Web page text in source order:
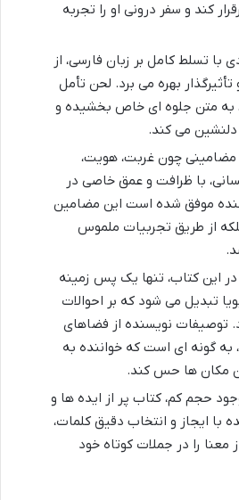
کند و سفر درونی او را تجربه
با تسلط کامل بر زبان فارسی، از
تأثیرگذار بهره می برد. لحن تأمل
به متن جلوه ای خاص بخشیده و
دلنشین می کند.
مضامینی چون غربت، هویت،
با ظرافت و عمق خاصی در
موفق شده است این مضامین
از طریق تجربیات ملموس
این کتاب، تنها یک پس زمینه
تبدیل می شود که بر احوالات
توصیفات نویسنده از فضاهای
گونه ای است که خواننده به
آن مکان ها حس کند.
حجم کم، کتاب پر از ایده ها و
با ایجاز و انتخاب دقیق کلمات،
را در جملات کوتاه خود